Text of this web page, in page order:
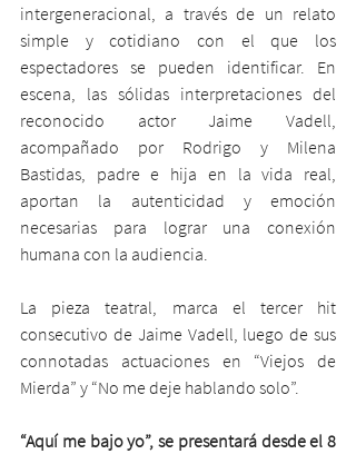
intergeneracional, a través de un relato
simple y cotidiano con el que los
espectadores se pueden identificar. En
escena, las sólidas interpretaciones del
reconocido actor Jaime Vadell,
acompañado por Rodrigo y Milena
Bastidas, padre e hija en la vida real,
aportan la autenticidad y emoción
necesarias para lograr una conexión
humana con la audiencia.
La pieza teatral, marca el tercer hit
consecutivo de Jaime Vadell, luego de sus
connotadas actuaciones en “Viejos de
Mierda” y “No me deje hablando solo”.
“Aquí me bajo yo”, se presentará desde el 8